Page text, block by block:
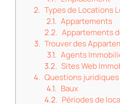
Types de Locations
Appartements
Appartements
Trouver des
Agents
Sites Web
Questions
Baux
Périodes de